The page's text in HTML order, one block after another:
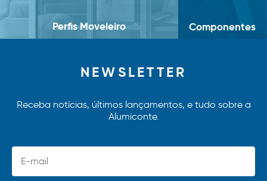
Componentes
Perfis Moveleiro
NEWSLETTER
Receba notícias, últimos lançamentos, e tudo sobre a
Alumiconte.